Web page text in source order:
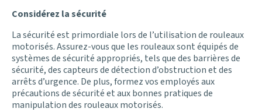
Considérez la sécurité
La sécurité est primordiale lors de l’utilisation de rouleaux
motorisés. Assurez-vous que les rouleaux sont équipés de
systèmes de sécurité appropriés, tels que des barrières de
sécurité, des capteurs de détection d’obstruction et des
arrêts d’urgence. De plus, formez vos employés aux
précautions de sécurité et aux bonnes pratiques de
manipulation des rouleaux motorisés.